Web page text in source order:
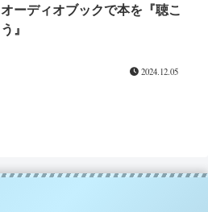
オーディオブックで本を『聴こ
う』
2024.12.05